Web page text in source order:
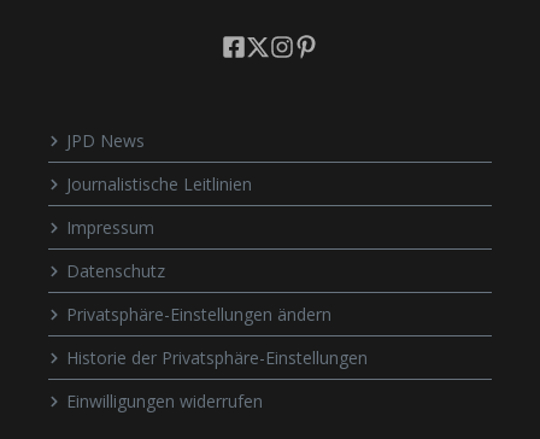
JPD News
Journalistische Leitlinien
Impressum
Datenschutz
Privatsphäre-Einstellungen ändern
Historie der Privatsphäre-Einstellungen
Einwilligungen widerrufen